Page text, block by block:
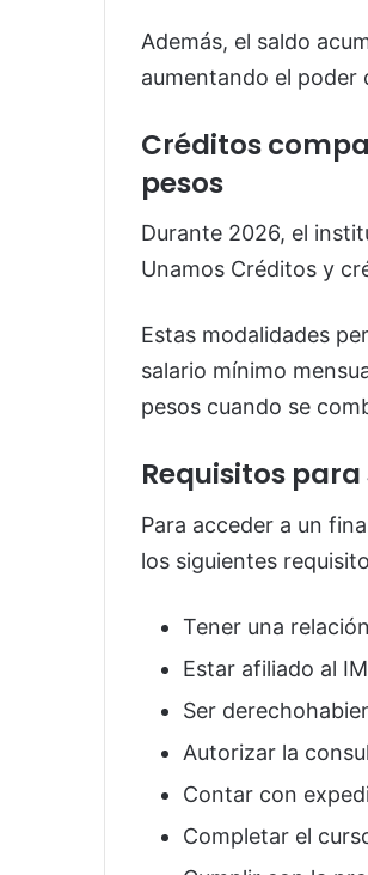
Además, el saldo
aumentando el poder
Créditos
pesos
Durante 2026, el
Unamos Créditos y
Estas modalidades
salario mínimo
pesos cuando se
Requisitos
Para acceder a un
los siguientes
Tener una
Estar afiliado al
Ser
Autorizar la
Contar con
Completar el